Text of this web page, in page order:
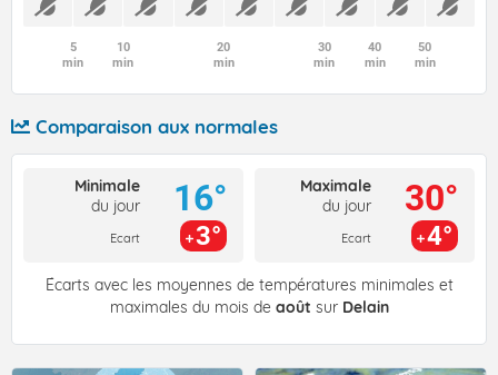
5
min
10
min
20
min
30
min
40
min
50
min
Comparaison aux normales
Minimale
du jour
Ecart
16°
3°
Maximale
du jour
Ecart
30°
4°
Écarts avec les moyennes de températures minimales et
maximales du mois de août sur Delain